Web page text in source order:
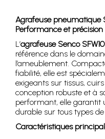
Agrafeuse pneumatique
Performance et
L’agrafeuse Senco
référence dans le
l’ameublement.
fiabilité, elle est
exigeants sur tissus,
conception robuste et à
performant, elle garantit
durable sur tous types
Caractéristiques